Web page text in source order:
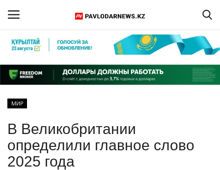
Регистрация
Главная
ПАВЛОДАРСКАЯ ОБЛАСТЬ
КАЗАХСТАН
МИР
В Великобритании
определили главное слово
2025 года